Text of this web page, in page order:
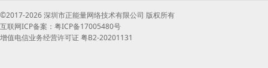
©2017-2026 深圳市正能量网络技术有限公司 版权所有
互联网ICP备案：粤ICP备17005480号
增值电信业务经营许可证 粤B2-20201131